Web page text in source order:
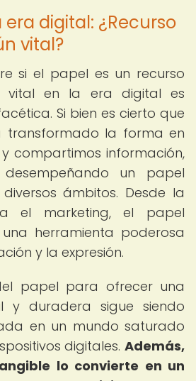
era digital: ¿Recurso
vital?
si el papel es un recurso
vital en la era digital es
Si bien es cierto que
transformado la forma en
compartimos información,
un papel
ámbitos. Desde la
el marketing, el papel
herramienta poderosa
y la expresión.
papel para ofrecer una
y duradera sigue siendo
en un mundo saturado
digitales. Además,
lo convierte en un